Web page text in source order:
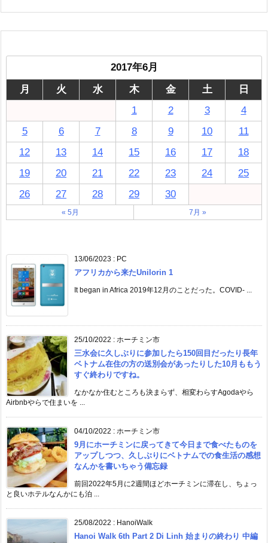
2017年6月
月
火 水 木 金 土
日
1
2 3
4
5
6 7 8 9 10
11
12
13 14 15 16 17
18
19
20 21 22 23 24
25
26
27 28 29 30
« 5月 7月 »
13/06/2023 : PC
アフリカから来たUnilorin 1
It began in Africa 2019年12月のことだった。COVID- ...
25/10/2022 : ホーチミン市
三水会に久しぶりに参加したら150回目だったり長年
ベトナム在住の方の送別会があったりした10月ももう
すぐ終わりですね。
なかなか住むところも決まらず、相変わらすAgodaやら
Airbnbやらで住まいを ...
04/10/2022 : ホーチミン市
9月にホーチミンに戻ってきて今日まで食べたものを
アップしつつ、久しぶりにベトナムでの食生活の感想
なんかを書いちゃう備忘録
前回2022年5月に2週間ほどホーチミンに滞在し、ちょっ
と良いホテルなんかにも泊 ...
25/08/2022 : HanoiWalk
Hanoi Walk 6th Part 2 Di Linh 始まりの終わり 中編